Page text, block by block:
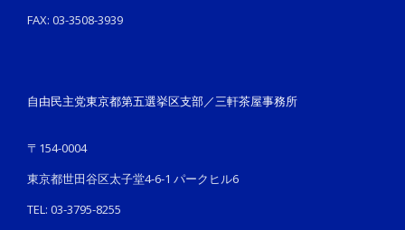
FAX: 03-3508-3939
自由民主党東京都第五選挙区支部／三軒茶屋事務所
〒154-0004
東京都世田谷区太子堂4-6-1 パークヒル6
TEL: 03-3795-8255